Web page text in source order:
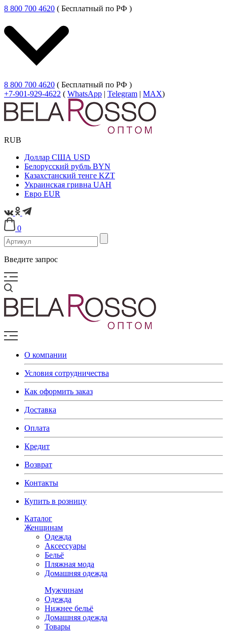
8 800 700 4620 ( Бесплатный по РФ )
8 800 700 4620 ( Бесплатный по РФ )
+7-901-929-4622 ( WhatsApp | Telegram | MAX)
RUB
Доллар США USD
Белорусский рубль BYN
Казахстанский тенге KZT
Украинская гривна UAH
Евро EUR
0
Введите запрос
О компании
Условия сотрудничества
Как оформить заказ
Доставка
Оплата
Кредит
Возврат
Контакты
Купить в розницу
Каталог
Женщинам
Одежда
Аксессуары
Бельё
Пляжная мода
Домашняя одежда
Мужчинам
Одежда
Нижнее бельё
Домашняя одежда
Товары